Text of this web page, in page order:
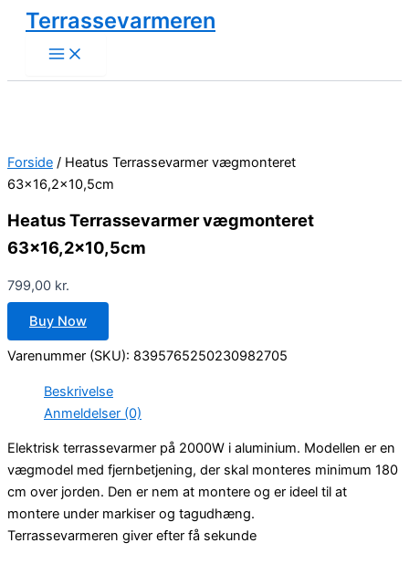
indholdet
Terrassevarmeren
Forside / Heatus Terrassevarmer vægmonteret
63×16,2×10,5cm
Heatus Terrassevarmer vægmonteret
63×16,2×10,5cm
799,00 kr.
Buy Now
Varenummer (SKU): 8395765250230982705
Beskrivelse
Anmeldelser (0)
Elektrisk terrassevarmer på 2000W i aluminium. Modellen er en
vægmodel med fjernbetjening, der skal monteres minimum 180
cm over jorden. Den er nem at montere og er ideel til at
montere under markiser og tagudhæng.
Terrassevarmeren giver efter få sekunde